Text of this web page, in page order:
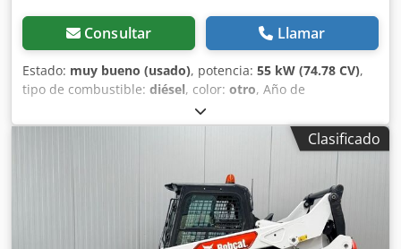
Consultar Llamar
Estado: muy bueno (usado), potencia: 55 kW (74.78 CV),
tipo de combustible: diésel, color: otro, Año de
, horas de funcionamiento:
Equipamiento:aire acondicionado, Información técnica
Número de cilindros: 4 Cilindrada del motor: 2.400 cc Tipo
de chasis: rígido Dirección: rígida Marca del motor: Bobcat
Peso en vacío: 4.898 kg Dimensiones (L x A x H): 390 x 186 x
206 cm Funcional Sistema de cambio rápido: Sí
Certificación CE: sí Estado Estado técnico: muy bueno
Estado visual: muy bueno = Otras opciones y equipamiento
Clasificado